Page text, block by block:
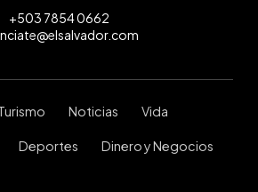
+503 7854 0662
Noticias Vida
Deportes Dinero y Negocios